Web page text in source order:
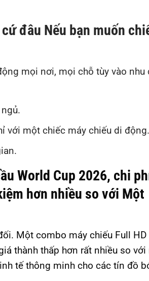
đâu Nếu bạn muốn
mọi nơi, mọi chỗ tùy vào nhu
với một chiếc máy chiếu di động.
World Cup 2026, chi
hơn nhiều so với Một
Một combo máy chiếu Full HD
thành thấp hơn rất nhiều so
tế thông minh cho các tín đồ